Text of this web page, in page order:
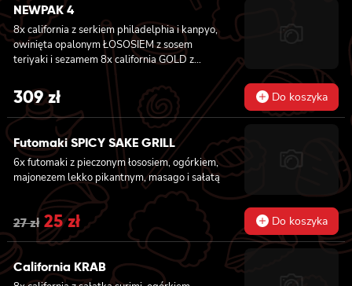
NEWPAK 4
8x california z serkiem philadelphia i kanpyo,
owinięta opalonym ŁOSOSIEM z sosem
teriyaki i sezamem 8x california GOLD z
krewetką w tempurze, ogórkiem i
majonezem lekko pikantnym, sosem teriyaki i
sezamem owinięta WĘGORZEM 8x california
GOLD z krewetką w tempurze, ogórkiem i
majonezem lekko pikantnym owinięta
TUŃCZYKIEM 8x california GOLD z krewetką
w tempurze, ogórkiem i majonezem lekko
pikantnym, sezamem owinięta KREWETKĄ
8x california GOLD z krewetką w tempurze,
ogórkiem i majonezem lekko pikantnym,
masago owinięta ŁOSOSIEM 8x california
GOLD z krewetką, serkiem philadelphia i
ogórkiem owinięta ŁOSOSIEM 6x futomaki z
WĘGORZEM , majonezem lekko pikantnym,
309zł Do koszyka
Futomaki SPICY SAKE GRILL
6x futomaki z pieczonym łososiem, ogórkiem,
majonezem lekko pikantnym, masago i sałatą
27zł Original
price
was:
25zł Current
price
is:
Do koszyka
California KRAB